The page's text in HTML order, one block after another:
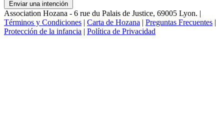
Enviar una intención
Association Hozana - 6 rue du Palais de Justice, 69005 Lyon. |
Términos y Condiciones | Carta de Hozana | Preguntas Frecuentes |
Protección de la infancia | Política de Privacidad